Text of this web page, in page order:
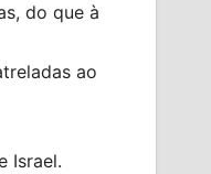
do que à
ao
Israel.